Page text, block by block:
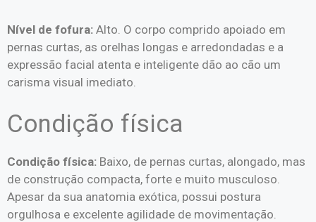
Nível de fofura: Alto. O corpo comprido apoiado em
pernas curtas, as orelhas longas e arredondadas e a
expressão facial atenta e inteligente dão ao cão um
carisma visual imediato.
Condição física
Condição física: Baixo, de pernas curtas, alongado, mas
de construção compacta, forte e muito musculoso.
Apesar da sua anatomia exótica, possui postura
orgulhosa e excelente agilidade de movimentação.